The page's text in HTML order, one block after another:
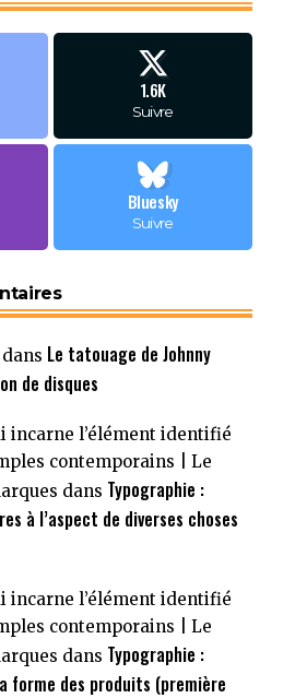
1.6K
Suivre
Bluesky
Suivre
dans Le tatouage de Johnny
de disques
incarne l’élément identifié
contemporains | Le
dans Typographie :
à l’aspect de diverses choses
incarne l’élément identifié
contemporains | Le
dans Typographie :
forme des produits (première